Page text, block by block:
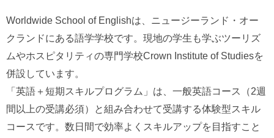
Worldwide School of Englishは、ニュージーランド・オー
クランドにある語学学校です。現地の学生も学ぶツーリズ
ムやホスピタリティの専門学校Crown Institute of Studiesを
併設しています。
「英語＋短期スキルプログラム」は、一般英語コース（2週
間以上の受講必須）と組み合わせて受講する体験型スキル
コースです。数日間で効率よくスキルアップを目指すこと